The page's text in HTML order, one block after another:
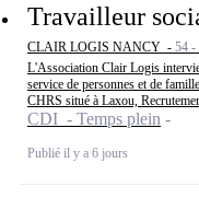
Travailleur
CLAIR LOGIS NANCY - 54
L'Association Clair Logis
service de personnes et de
CHRS situé à Laxou,
CDI - Temps plein
Publié il y a 6 jours